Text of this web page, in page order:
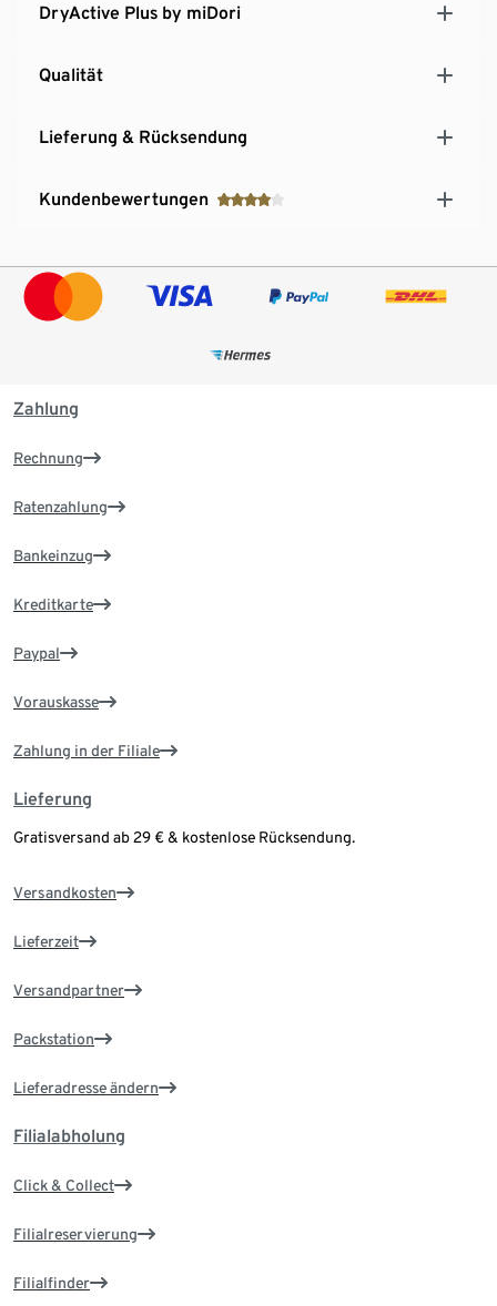
DryActive Plus by miDori
Qualität
Lieferung & Rücksendung
Kundenbewertungen
Zahlung
Rechnung
Ratenzahlung
Bankeinzug
Kreditkarte
Paypal
Vorauskasse
Zahlung in der Filiale
Lieferung
Gratisversand ab 29 € & kostenlose Rücksendung.
Versandkosten
Lieferzeit
Versandpartner
Packstation
Lieferadresse ändern
Filialabholung
Click & Collect
Filialreservierung
Filialfinder